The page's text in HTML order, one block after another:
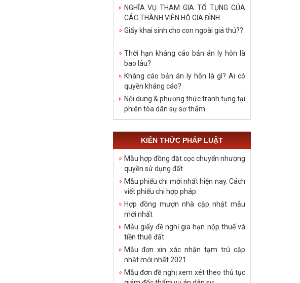
năm 2021
NGHĨA VỤ THAM GIA TỐ TỤNG CỦA
CÁC THÀNH VIÊN HỘ GIA ĐÌNH
Giấy khai sinh cho con ngoài giá thú??
Thời hạn kháng cáo bản án ly hôn là
bao lâu?
Kháng cáo bản án ly hôn là gì? Ai có
quyền kháng cáo?
Nội dung & phương thức tranh tụng tại
phiên tòa dân sự sơ thẩm
KIẾN THỨC PHÁP LUẬT
Mẫu hợp đồng đặt cọc chuyển nhượng
quyền sử dụng đất
Mẫu phiếu chi mới nhất hiện nay. Cách
viết phiếu chi hợp pháp.
Hợp đồng mượn nhà cập nhật mẫu
mới nhất
Mẫu giấy đề nghị gia hạn nộp thuế và
tiền thuê đất
Mẫu đơn xin xác nhận tạm trú cập
nhật mới nhất 2021
Mẫu đơn đề nghị xem xét theo thủ tục